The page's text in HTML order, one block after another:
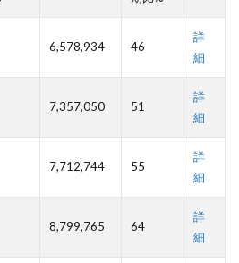
6,578,934 46
詳
細
7,357,050 51
詳
細
7,712,744 55
詳
細
8,799,765 64
詳
細